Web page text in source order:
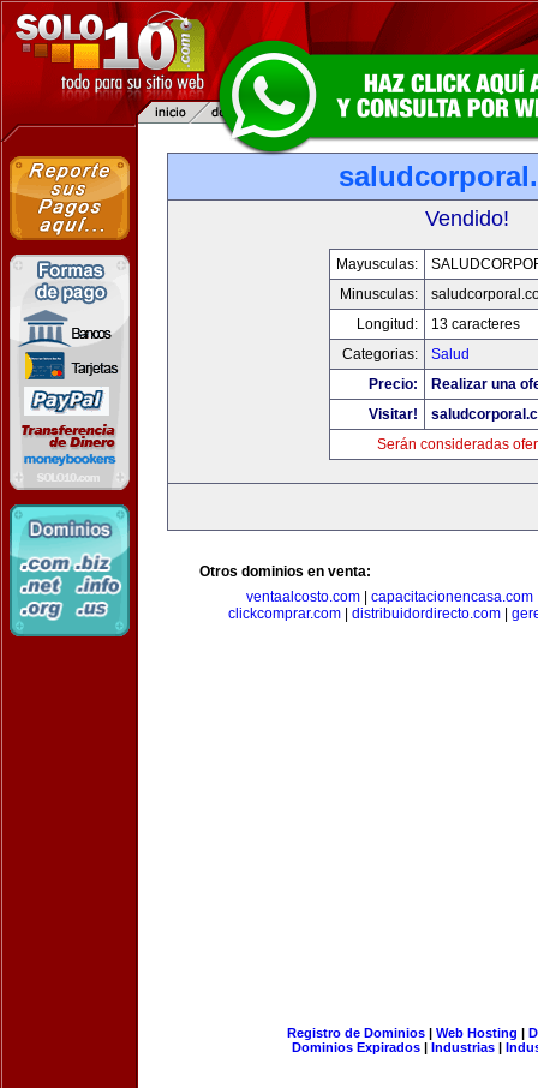
Vendido!
Mayusculas:
Minusculas:
Longitud:
13 caracteres
Categorias:
Salud
Precio:
Realizar una
Visitar!
Serán consideradas
Otros dominios en venta:
ventaalcosto.com
capacitacionencasa.com
clickcomprar.com| distribuidordirecto.com|
Registro de Dominios| Web Hosting |
Dominios Expirados | Industrias |